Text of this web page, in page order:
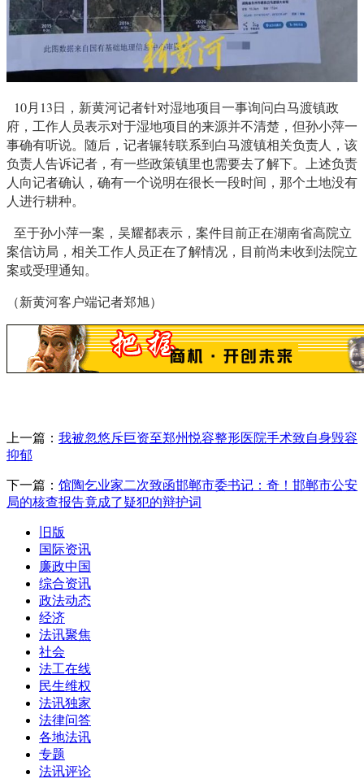
10月13日，新黄河记者针对湿地项目一事询问白马渡镇政
府，工作人员表示对于湿地项目的来源并不清楚，但孙小萍一
事确有听说。随后，记者辗转联系到白马渡镇相关负责人，该
负责人告诉记者，有一些政策镇里也需要去了解下。上述负责
人向记者确认，确有一个说明在很长一段时间，那个土地没有
人进行耕种。
至于孙小萍一案，吴耀都表示，案件目前正在湖南省高院立
案信访局，相关工作人员正在了解情况，目前尚未收到法院立
案或受理通知。
（新黄河客户端记者郑旭）
上一篇： 我被忽悠斥巨资至郑州悦容整形医院手术致自身毁容
抑郁
下一篇： 馆陶乞业家二次致函邯郸市委书记：奇！邯郸市公安
局的核查报告竟成了疑犯的辩护词
旧版
国际资讯
廉政中国
综合资讯
政法动态
经济
法讯聚焦
社会
法工在线
民生维权
法讯独家
法律问答
各地法讯
专题
法讯评论